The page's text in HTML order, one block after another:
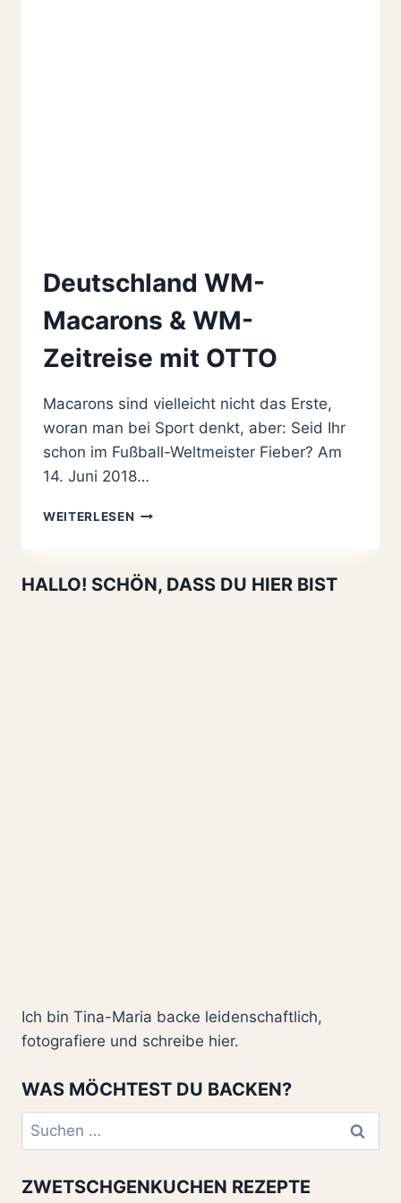
Deutschland WM-
Macarons & WM-
Zeitreise mit OTTO
Macarons sind vielleicht nicht das Erste,
woran man bei Sport denkt, aber: Seid Ihr
schon im Fußball-Weltmeister Fieber? Am
14. Juni 2018…
WEITERLESEN DEUTSCHLAND
WM-
HALLO! SCHÖN, DASS DU HIER BIST
Ich bin Tina-Maria backe leidenschaftlich,
fotografiere und schreibe hier.
WAS MÖCHTEST DU BACKEN?
Suchen
nach:
ZWETSCHGENKUCHEN REZEPTE